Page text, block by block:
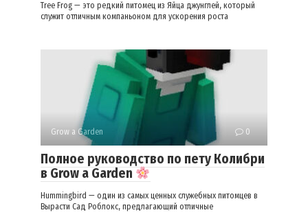
Tree Frog — это редкий питомец из Яйца джунглей, который
служит отличным компаньоном для ускорения роста
Grow a Garden 0
Полное руководство по пету Колибри
в Grow a Garden
Hummingbird — один из самых ценных служебных питомцев в
Вырасти Сад Роблокс, предлагающий отличные